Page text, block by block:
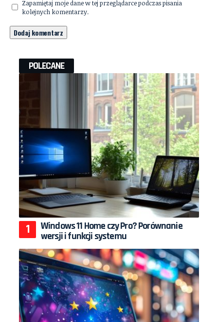
Zapamiętaj moje dane w tej przeglądarce podczas pisania
kolejnych komentarzy.
POLECANE
Windows 11 Home czy Pro? Porównanie
wersji i funkcji systemu